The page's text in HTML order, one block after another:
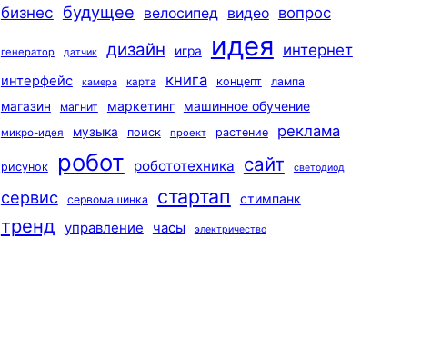
бизнес будущее велосипед видео вопрос
генератор датчик дизайн игра идея интернет
интерфейс камера карта книга концепт лампа
магазин магнит маркетинг машинное обучение
микро-идея музыка поиск проект растение реклама
рисунок робот робототехника сайт светодиод
сервис сервомашинка стартап стимпанк
тренд управление часы электричество